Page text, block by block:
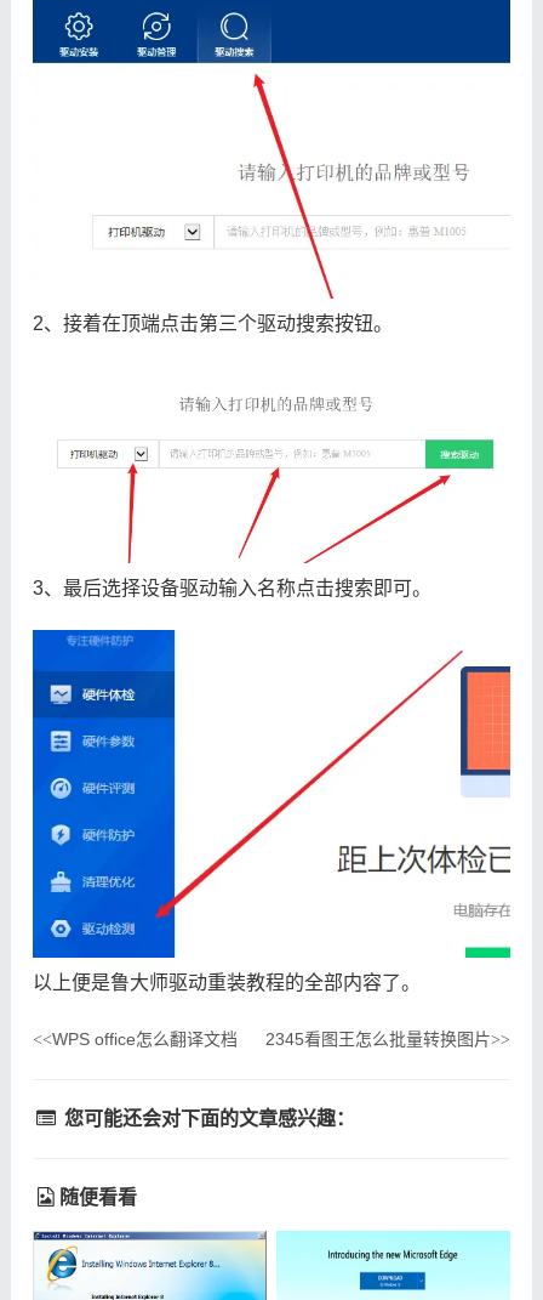
2、接着在顶端点击第三个驱动搜索按钮。
3、最后选择设备驱动输入名称点击搜索即可。
以上便是鲁大师驱动重装教程的全部内容了。
<<WPS office怎么翻译文档 2345看图王怎么批量转换图片>>
您可能还会对下面的文章感兴趣：
随便看看